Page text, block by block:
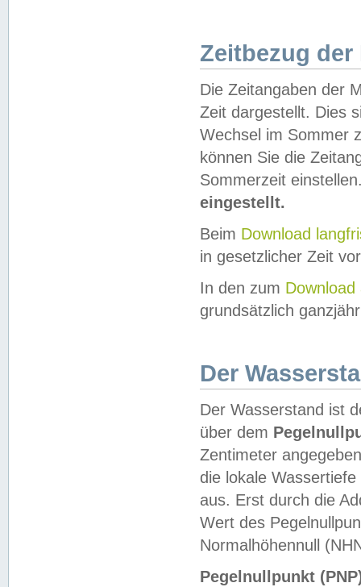
Zeitbezug der
Die Zeitangaben der
Zeit dargestellt. Dies
Wechsel im Sommer
können Sie die
Sommerzeit
eingestellt.
Beim Download
in gesetzlicher Zeit
In den zum Download
grundsätzlich
Der
Der Wasserstand ist
über dem
Zentimeter
die lokale
aus. Erst durch die
Wert des
Normalhöhennull
Pegelnullpunkt